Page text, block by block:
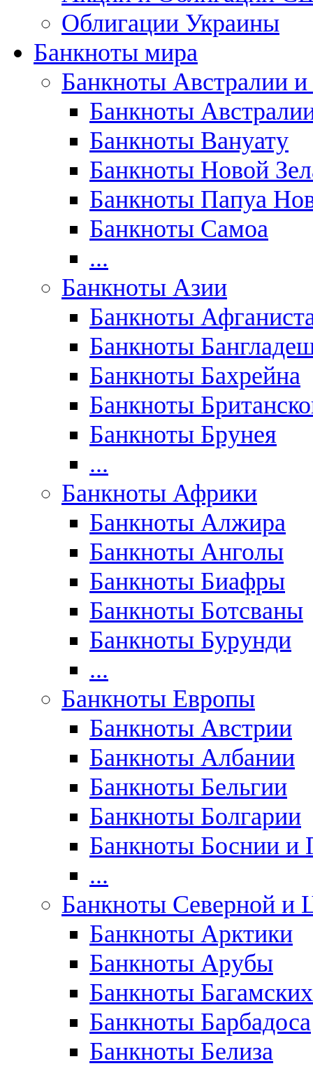
Облигации Украины
Банкноты мира
Банкноты Австралии
Банкноты
Банкноты Вануату
Банкноты Новой
Банкноты Папуа
Банкноты Самоа
...
Банкноты Азии
Банкноты
Банкноты
Банкноты Бахрейна
Банкноты
Банкноты Брунея
...
Банкноты Африки
Банкноты Алжира
Банкноты Анголы
Банкноты Биафры
Банкноты Ботсваны
Банкноты Бурунди
...
Банкноты Европы
Банкноты Австрии
Банкноты Албании
Банкноты Бельгии
Банкноты Болгарии
Банкноты Боснии и
...
Банкноты Северной и
Банкноты Арктики
Банкноты Арубы
Банкноты
Банкноты Барбадоса
Банкноты Белиза